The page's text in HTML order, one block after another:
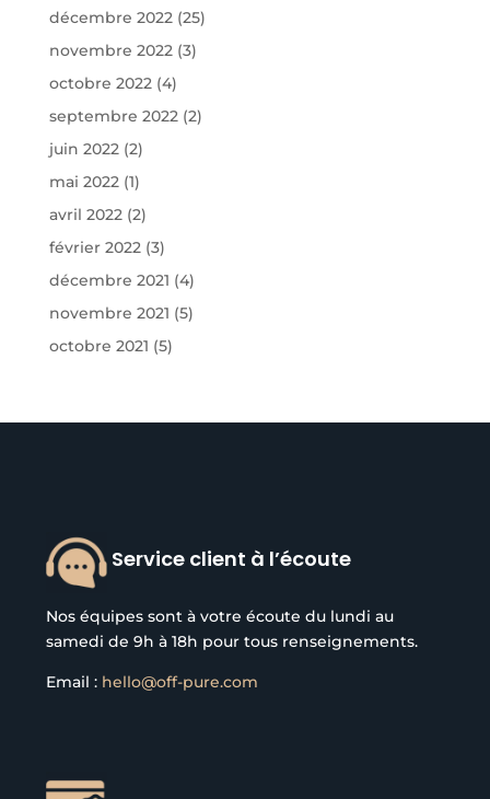
décembre 2022(25)
novembre 2022(3)
octobre 2022(4)
septembre 2022(2)
juin 2022(2)
mai 2022(1)
avril 2022(2)
février 2022(3)
décembre 2021 (4)
novembre 2021 (5)
octobre 2021 (5)
Service client à l’écoute
Nos équipes sont à votre écoute du lundi au
samedi de 9h à 18h pour tous renseignements.
Email : hello@off-pure.com